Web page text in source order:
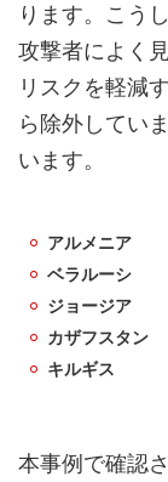
ります。こう
攻撃者によく
リスクを軽減
ら除外してい
います。
アルメニア
ベラルーシ
ジョージア
カザフスタン
キルギス
本事例で確認